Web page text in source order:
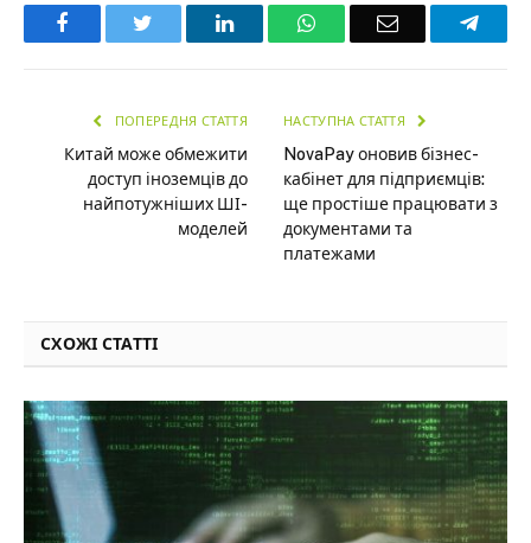
Facebook LinkedInWhatsAppEmail
ПОПЕРЕДНЯ СТАТТЯ
Китай може обмежити
доступ іноземців до
найпотужніших ШІ-
моделей
НАСТУПНА СТАТТЯ
NovaPay оновив бізнес-
кабінет для підприємців:
ще простіше працювати з
документами та
платежами
СХОЖІ СТАТТІ